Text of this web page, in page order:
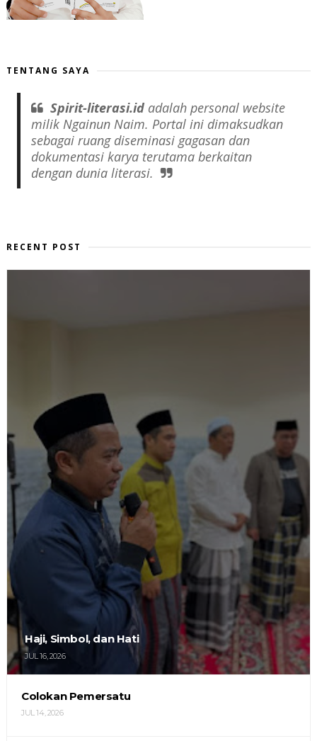
TENTANG SAYA
Spirit-literasi.idadalah personal website
milik Ngainun Naim. Portal ini dimaksudkan
sebagai ruang diseminasi gagasan dan
dokumentasi karya terutama berkaitan
dengan dunia literasi.
RECENT POST
Haji, Simbol, dan Hati
JUL 16, 2026
Colokan Pemersatu
JUL 14, 2026